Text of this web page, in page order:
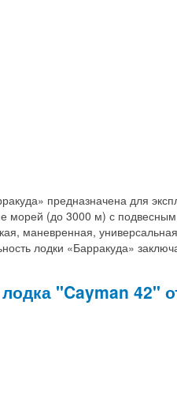
предназначена для
морей (до 3000 м) с
маневренная,
лодки «Барракуда»
"Cayman 42"